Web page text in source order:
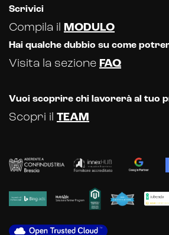
Analisi predittiva
Chatbot e assistenti virtuali
Metaverso
Scrivici
Compila il MODULO
Hai qualche dubbio su come
Visita la sezione FAQ
Vuoi scoprire chi lavorerà al tuo
Scopri il TEAM